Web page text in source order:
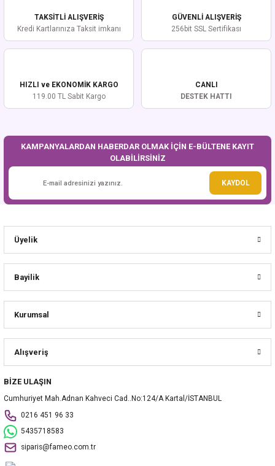
Ürün resmi kalitesiz, bozuk veya görüntülenemiyor.
Ürün fiyatı diğer sitelerden daha pahalı.
Bu ürüne benzer farklı alternatifler olmalı.
TAKSİTLİ ALIŞVERİŞ
Kredi Kartlarınıza Taksit imkanı
GÜVENLİ ALIŞVERİŞ
256bit SSL Sertifikası
HIZLI ve EKONOMİK KARGO
119.00 TL Sabit Kargo
CANLI
DESTEK HATTI
KAMPANYALARDAN HABERDAR OLMAK İÇİN E-BÜLTENE KAYIT
OLABİLİRSİNİZ
KAYDOL
Üyelik
Bayilik
Kurumsal
Alışveriş
BİZE ULAŞIN
Cumhuriyet Mah.Adnan Kahveci Cad..No:124/A Kartal/İSTANBUL
0216 451 96 33
5435718583
siparis@fameo.com.tr